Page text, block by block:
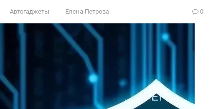
Автогаджеты Елена Петрова 0